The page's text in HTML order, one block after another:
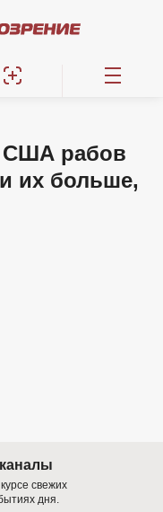
США рабов
их больше,
свежих
дня.